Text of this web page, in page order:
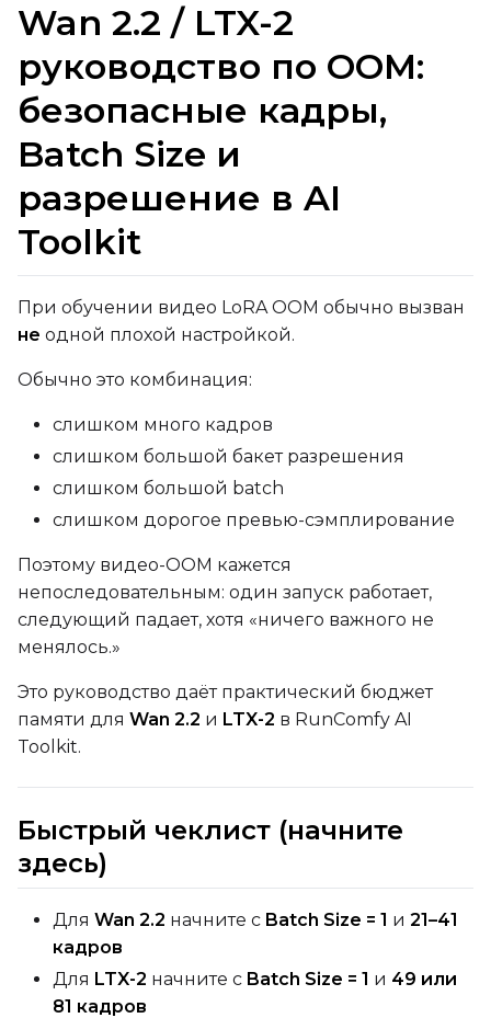
Wan 2.2 / LTX-2
руководство по OOM:
безопасные кадры,
Batch Size и
разрешение в AI
Toolkit
При обучении видео LoRA OOM обычно вызван
не одной плохой настройкой.
Обычно это комбинация:
слишком много кадров
слишком большой бакет разрешения
слишком большой batch
слишком дорогое превью-сэмплирование
Поэтому видео-OOM кажется
непоследовательным: один запуск работает,
следующий падает, хотя «ничего важного не
менялось.»
Это руководство даёт практический бюджет
памяти для Wan 2.2 и LTX-2 в RunComfy AI
Toolkit.
Быстрый чеклист (начните
здесь)
Для Wan 2.2 начните с Batch Size = 1 и 21–41
кадров
Для LTX-2 начните с Batch Size = 1 и 49 или
81 кадров